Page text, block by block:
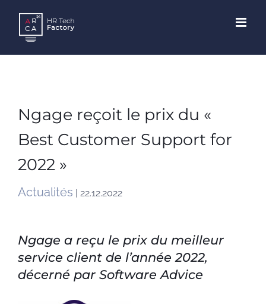
content
Ngage reçoit le prix du «
Best Customer Support for
2022 »
Actualités | 22.12.2022
Ngage a reçu le prix du meilleur
service client de l’année 2022,
décerné par Software Advice